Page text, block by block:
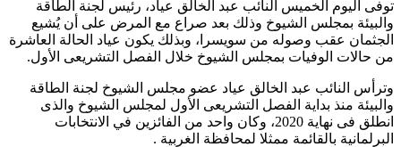
توفى اليوم الخميس النائب عبد الخالق عياد، رئيس لجنة الطاقة
والبيئة بمجلس الشيوخ وذلك بعد صراع مع المرض على أن يُشيع
الجثمان عقب وصوله من سويسرا، وبذلك يكون عياد الحالة العاشرة
من حالات الوفيات بمجلس الشيوخ خلال الفصل التشريعى الأول.
وترأس النائب عبد الخالق عياد عضو مجلس الشيوخ لجنة الطاقة
والبيئة منذ بداية الفصل التشريعى الأول لمجلس الشيوخ والذى
انطلق فى نهاية 2020، وكان واحد من الفائزين في الانتخابات
البرلمانية بالقائمة ممثلا لمحافظة الغربية .